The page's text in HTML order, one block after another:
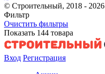
© Строительный, 2018 - 2026
Фильтр
Очистить фильтры
Показать 144 товара
Вход Регистрация